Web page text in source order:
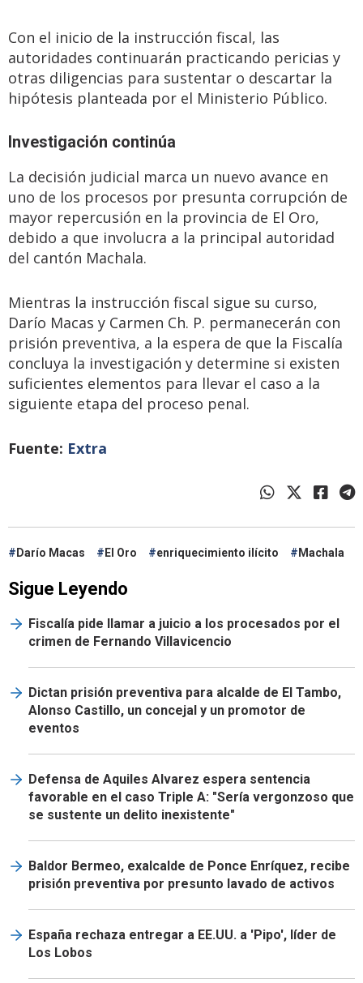
Con el inicio de la instrucción fiscal, las
autoridades continuarán practicando pericias y
otras diligencias para sustentar o descartar la
hipótesis planteada por el Ministerio Público.
Investigación continúa
La decisión judicial marca un nuevo avance en
uno de los procesos por presunta corrupción de
mayor repercusión en la provincia de El Oro,
debido a que involucra a la principal autoridad
del cantón Machala.
Mientras la instrucción fiscal sigue su curso,
Darío Macas y Carmen Ch. P. permanecerán con
prisión preventiva, a la espera de que la Fiscalía
concluya la investigación y determine si existen
suficientes elementos para llevar el caso a la
siguiente etapa del proceso penal.
Fuente: Extra
Darío Macas El Oro enriquecimiento ilícito Machala
Sigue Leyendo
Fiscalía pide llamar a juicio a los procesados por el
crimen de Fernando Villavicencio
Dictan prisión preventiva para alcalde de El Tambo,
Alonso Castillo, un concejal y un promotor de
eventos
Defensa de Aquiles Alvarez espera sentencia
favorable en el caso Triple A: "Sería vergonzoso que
se sustente un delito inexistente"
Baldor Bermeo, exalcalde de Ponce Enríquez, recibe
prisión preventiva por presunto lavado de activos
España rechaza entregar a EE.UU. a 'Pipo', líder de
Los Lobos